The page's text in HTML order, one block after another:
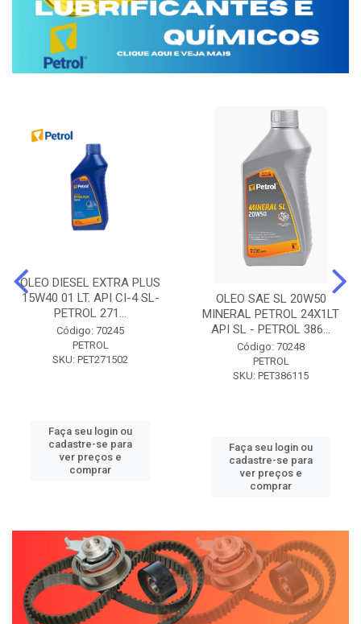
OLEO DIESEL EXTRA PLUS
15W40 01 LT. API CI-4 SL-
PETROL 271...
Código: 70245
PETROL
SKU: PET271502
Faça seu login ou
cadastre-se para
ver preços e
comprar
OLEO SAE SL 20W50
MINERAL PETROL 24X1LT
API SL - PETROL 386...
Código: 70248
PETROL
SKU: PET386115
Faça seu login ou
cadastre-se para
ver preços e
comprar